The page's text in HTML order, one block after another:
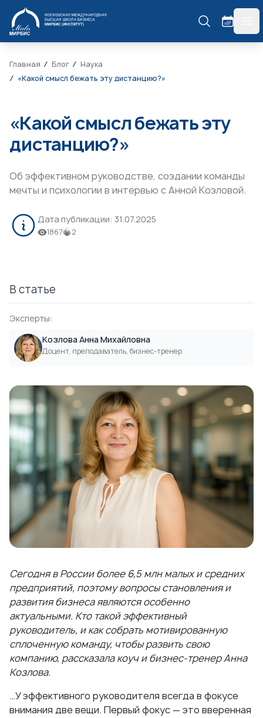
МИРБИС
Главная Блог
Наука
«Какой смысл бежать эту дистанцию?»
«Какой смысл бежать эту
дистанцию?»
Об эффективном руководстве, создании команды
мечты и психологии в интервью с Анной Козловой.
Дата публикации: 31.07.2025
1867 2
В статье
Эксперты:
Козлова Анна Михайловна
Доцент, преподаватель, бизнес-тренер
Сегодня в России более 6,5 млн малых и средних
предприятий, поэтому вопросы становления и
развития бизнеса являются особенно
актуальными. Кто такой эффективный
руководитель, и как собрать мотивированную
сплоченную команду, чтобы развить свою
компанию, рассказала коуч и бизнес-тренерАнна
Козлова.
…У эффективного руководителя всегда в фокусе
внимания две вещи. Первый фокус — это вверенная